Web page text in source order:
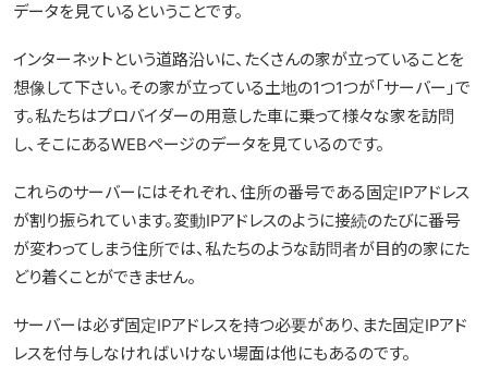
データを見ているということです。
インターネットという道路沿いに、たくさんの家が立っていることを
想像して下さい。その家が立っている土地の1つ1つが「サーバー」で
す。私たちはプロバイダーの用意した車に乗って様々な家を訪問
し、そこにあるWEBページのデータを見ているのです。
これらのサーバーにはそれぞれ、住所の番号である固定IPアドレス
が割り振られています。変動IPアドレスのように接続のたびに番号
が変わってしまう住所では、私たちのような訪問者が目的の家にた
どり着くことができません。
サーバーは必ず固定IPアドレスを持つ必要があり、また固定IPアド
レスを付与しなければいけない場面は他にもあるのです。